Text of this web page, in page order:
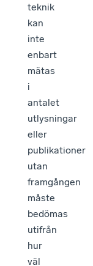
teknik
kan
inte
enbart
mätas
i
antalet
utlysningar
eller
publikationer
utan
framgången
måste
bedömas
utifrån
hur
väl